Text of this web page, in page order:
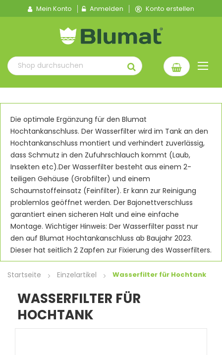
Mein Konto Anmelden Konto erstellen
Die optimale Ergänzung für den Blumat
Hochtankanschluss. Der Wasserfilter wird im Tank an den
Hochtankanschluss montiert und verhindert zuverlässig,
dass Schmutz in den Zufuhrschlauch kommt (Laub,
Insekten etc).Der Wasserfilter besteht aus einem 2-
teiligen Gehäuse (Grobfilter) und einem
Schaumstoffeinsatz (Feinfilter). Er kann zur Reinigung
problemlos geöffnet werden. Der Bajonettverschluss
garantiert einen sicheren Halt und eine einfache
Montage. Wichtiger Hinweis: Der Wasserfilter passt nur
den auf Blumat Hochtankanschluss ab Baujahr 2023.
Dieser hat seitlich 2 Zapfen zur Fixierung des Wasserfilters.
Startseite Einzelartikel Wasserfilter für Hochtank
WASSERFILTER FÜR
HOCHTANK